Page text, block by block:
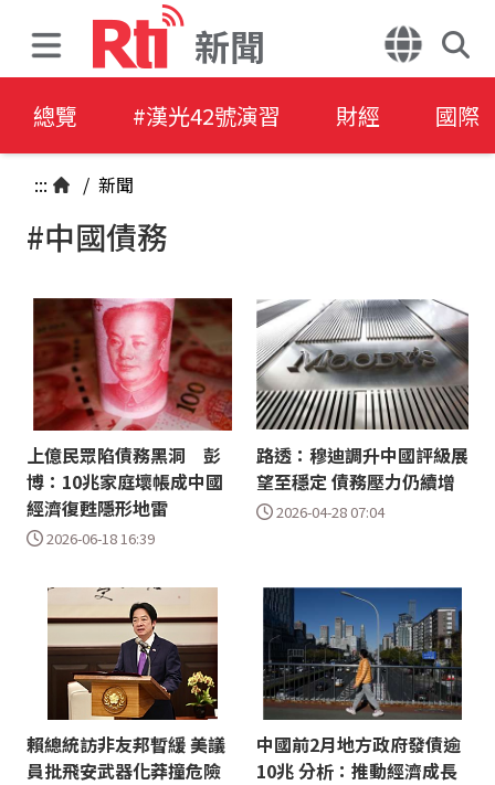
新聞
總覽 #漢光42號演習 財經 國際
::: / 新聞
#中國債務
上億民眾陷債務黑洞 彭
博：10兆家庭壞帳成中國
經濟復甦隱形地雷
2026-06-18 16:39
路透：穆迪調升中國評級展
望至穩定 債務壓力仍續增
2026-04-28 07:04
賴總統訪非友邦暫緩 美議
員批飛安武器化莽撞危險
中國前2月地方政府發債逾
10兆 分析：推動經濟成長